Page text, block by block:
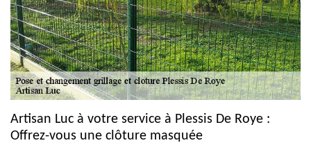
Artisan Luc à votre service à Plessis De Roye :
Offrez-vous une clôture masquée